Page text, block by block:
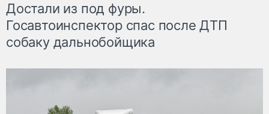
Достали из под фуры.
Госавтоинспектор спас после ДТП
собаку дальнобойщика